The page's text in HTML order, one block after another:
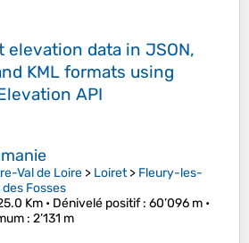
elevation data in JSON,
KML formats using
API
Val de Loire > Loiret> Fleury-les-
des Fosses
Km • Dénivelé positif: 60’096 m •
: 2’131 m